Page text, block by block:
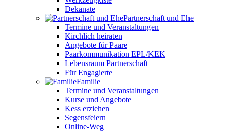
Dekanate
Partnerschaft und Ehe
Termine und Veranstaltungen
Kirchlich heiraten
Angebote für Paare
Paarkommunikation EPL/KEK
Lebensraum Partnerschaft
Für Engagierte
Familie
Termine und Veranstaltungen
Kurse und Angebote
Kess erziehen
Segensfeiern
Online-Weg